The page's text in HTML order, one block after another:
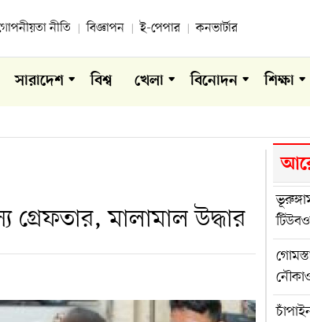
নীতি বিজ্ঞাপন ই-পেপার কনভার্টার
সারাদেশ বিশ্ব খেলা বিনোদন শিক্ষা
গ্রেফতার, মালামাল উদ্ধার